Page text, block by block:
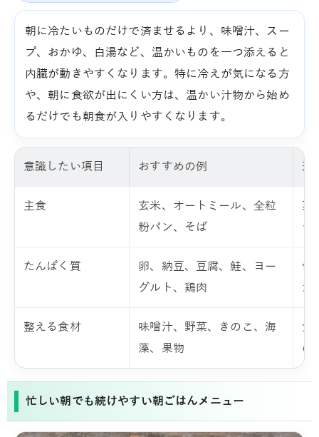
朝に冷たいものだけで済ませるより、味噌汁、スー
プ、おかゆ、白湯など、温かいものを一つ添えると
内臓が動きやすくなります。特に冷えが気になる方
や、朝に食欲が出にくい方は、温かい汁物から始め
るだけでも朝食が入りやすくなります。
意識したい項目 おすすめの例 避
主食
玄米、オートミール、全粒
粉パン、そば
菓
シ
たんぱく質
卵、納豆、豆腐、鮭、ヨー
グルト、鶏肉
何
だ
整える食材
味噌汁、野菜、きのこ、海
藻、果物
食
の
忙しい朝でも続けやすい朝ごはんメニュー